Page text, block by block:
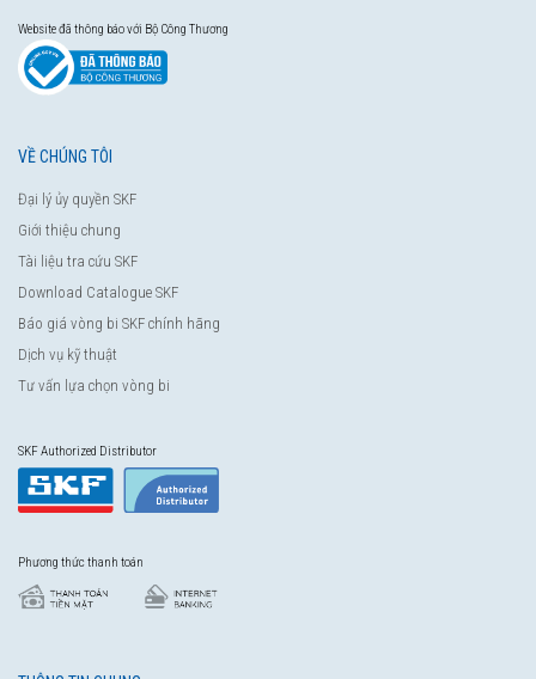
Website đã thông báo với Bộ Công Thương
VỀ CHÚNG TÔI
Đại lý ủy quyền SKF
Giới thiệu chung
Tài liệu tra cứu SKF
Download Catalogue SKF
Báo giá vòng bi SKF chính hãng
Dịch vụ kỹ thuật
Tư vấn lựa chọn vòng bi
SKF Authorized Distributor
Phương thức thanh toán